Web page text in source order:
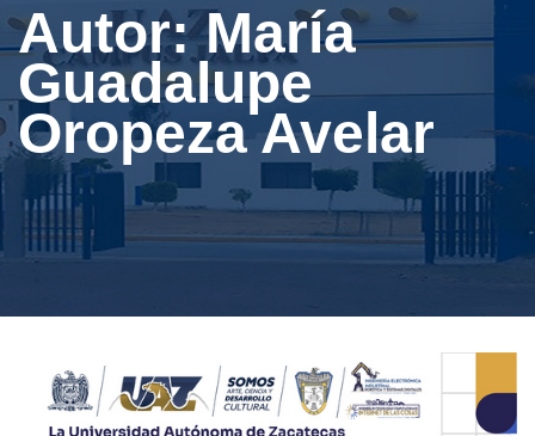
Autor:María
Guadalupe
Oropeza Avelar